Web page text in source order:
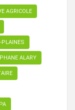
AGRICOLE
PLAINES
ALARY